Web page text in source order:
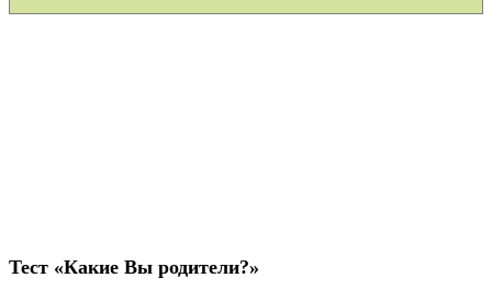
Тест «Какие Вы родители?»